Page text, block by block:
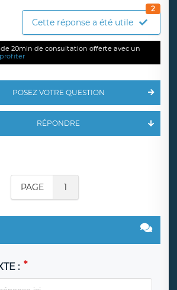
Cette réponse a été utile
2
20min de consultation offerte avec un
POSEZ VOTRE QUESTION
RÉPONDRE
PAGE 1
: